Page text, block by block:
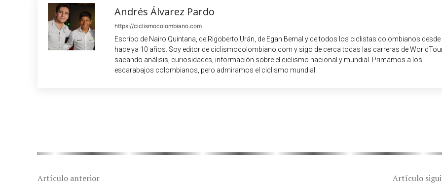
Andrés Álvarez Pardo
https://ciclismocolombiano.com
Escribo de Nairo Quintana, de Rigoberto Urán, de Egan Bernal y de todos los ciclistas colombianos desde
hace ya 10 años. Soy editor de ciclismocolombiano.com y sigo de cerca todas las carreras de
sacando análisis, curiosidades, información sobre el ciclismo nacional y mundial. Primamos a los
escarabajos colombianos, pero admiramos el ciclismo mundial.
Artículo anterior
Artículo